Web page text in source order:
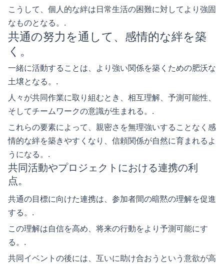
こうして、個人的な絆は日常生活の困難に対してより強固
なものとなる。.
共通の努力を通して、感情的な絆を築
く。
一緒に活動することは、より強い関係を築くための肥沃な
土壌となる。.
人々が共同作業に取り組むとき、相互理解、予測可能性、
そしてチームワークの意識が生まれる。.
これらの要素によって、親密さを無理強いすることなく感
情的な絆を築きやすくなり、信頼関係が自然に育まれるよ
うになる。.
共同活動やプロジェクトにおける連携の利
点。
共通の目標に向けた連携は、参加者間の暗黙の理解を促進
する。.
この理解は自信を高め、将来の行動をより予測可能にす
る。.
共同イベントの後には、互いに助け合おうという意欲が高